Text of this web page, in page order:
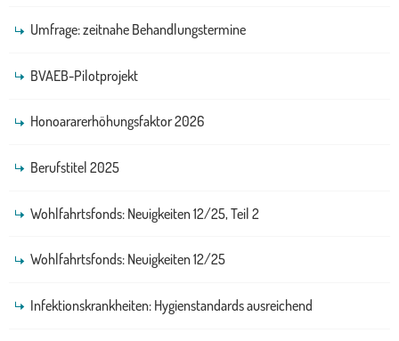
Umfrage: zeitnahe Behandlungstermine
BVAEB-Pilotprojekt
Honoararerhöhungsfaktor 2026
Berufstitel 2025
Wohlfahrtsfonds: Neuigkeiten 12/25, Teil 2
Wohlfahrtsfonds: Neuigkeiten 12/25
Infektionskrankheiten: Hygienstandards ausreichend